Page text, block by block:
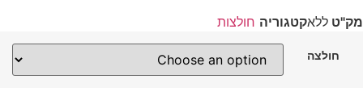
מק"ט ללאקטגוריה חולצות
חולצה